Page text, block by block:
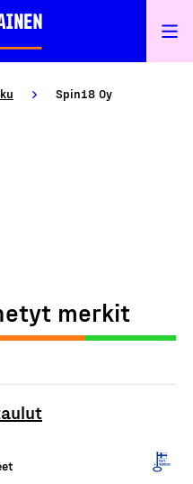
Spin18 Oy
merkit